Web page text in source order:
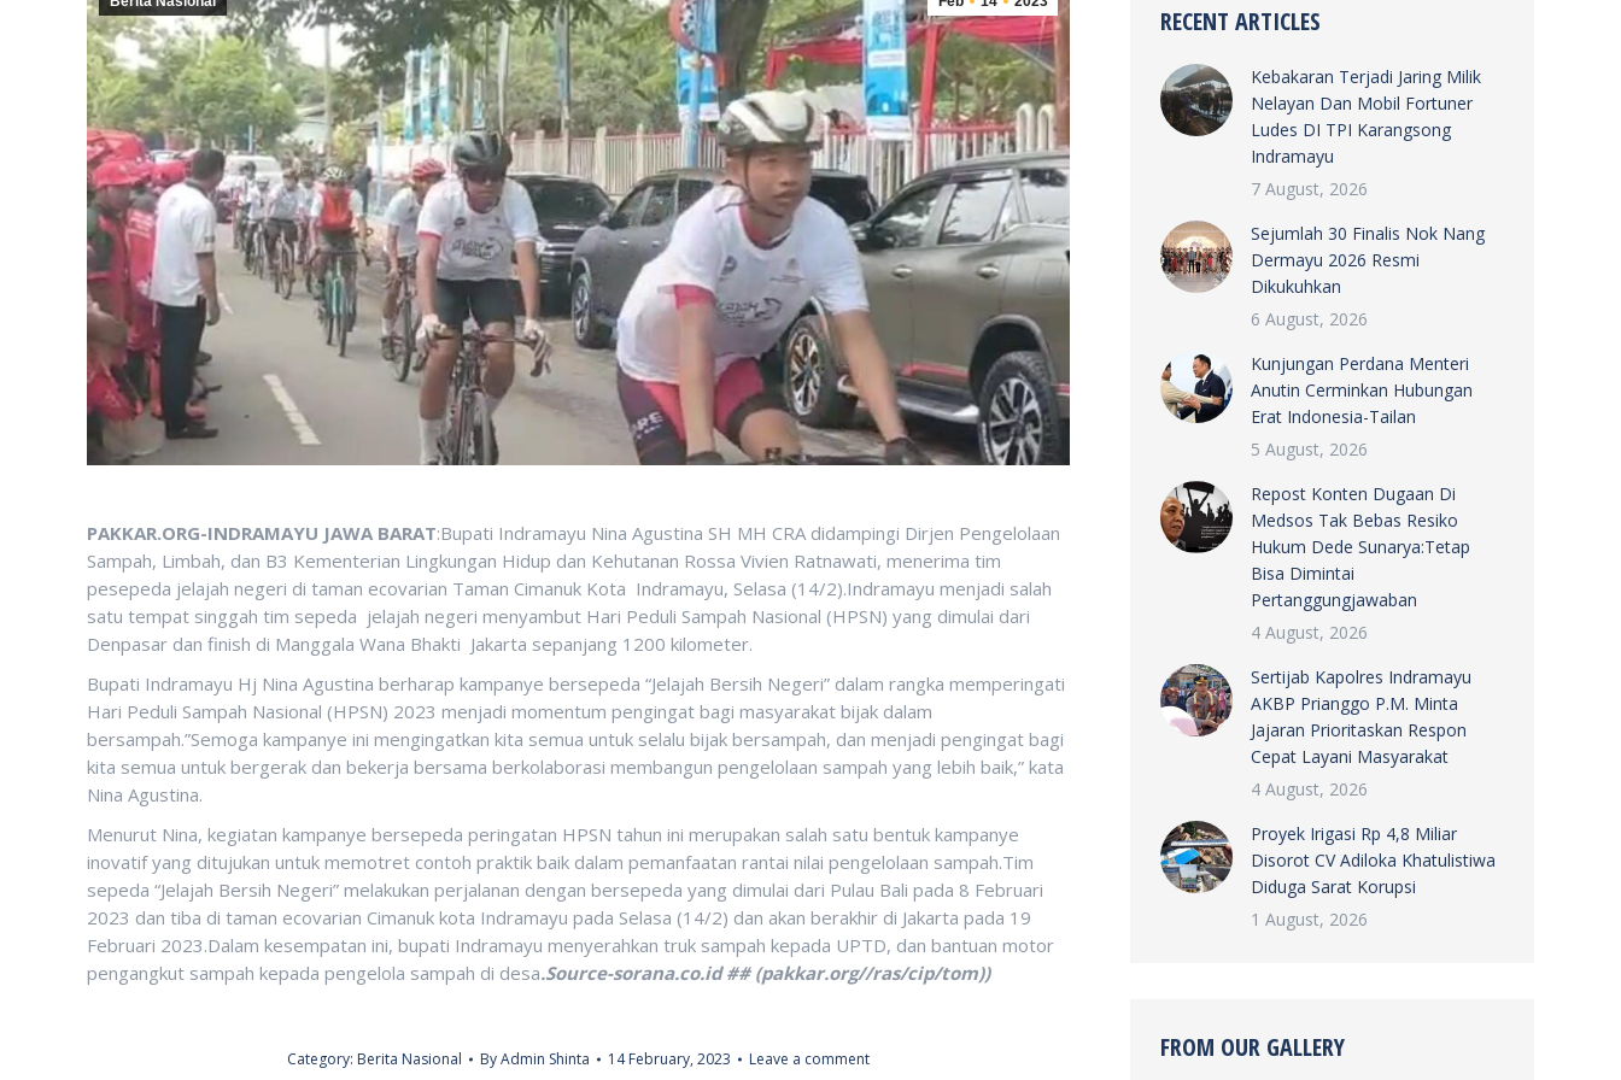
PAKKAR.ORG-INDRAMAYU JAWA BARAT:Bupati Indramayu Nina Agustina SH MH CRA didampingi Dirjen Pengelolaan
Sampah, Limbah, dan B3 Kementerian Lingkungan Hidup dan Kehutanan Rossa Vivien Ratnawati, menerima tim
pesepeda jelajah negeri di taman ecovarian Taman Cimanuk Kota Indramayu, Selasa (14/2).Indramayu menjadi salah
satu tempat singgah tim sepeda jelajah negeri menyambut Hari Peduli Sampah Nasional (HPSN) yang dimulai dari
Denpasar dan finish di Manggala Wana Bhakti Jakarta sepanjang 1200 kilometer.
Bupati Indramayu Hj Nina Agustina berharap kampanye bersepeda “Jelajah Bersih Negeri” dalam rangka memperingati
Hari Peduli Sampah Nasional (HPSN) 2023 menjadi momentum pengingat bagi masyarakat bijak dalam
bersampah.”Semoga kampanye ini mengingatkan kita semua untuk selalu bijak bersampah, dan menjadi pengingat bagi
kita semua untuk bergerak dan bekerja bersama berkolaborasi membangun pengelolaan sampah yang lebih baik,” kata
Nina Agustina.
Menurut Nina, kegiatan kampanye bersepeda peringatan HPSN tahun ini merupakan salah satu bentuk kampanye
inovatif yang ditujukan untuk memotret contoh praktik baik dalam pemanfaatan rantai nilai pengelolaan sampah.Tim
sepeda “Jelajah Bersih Negeri” melakukan perjalanan dengan bersepeda yang dimulai dari Pulau Bali pada 8 Februari
2023 dan tiba di taman ecovarian Cimanuk kota Indramayu pada Selasa (14/2) dan akan berakhir di Jakarta pada 19
Februari 2023.Dalam kesempatan ini, bupati Indramayu menyerahkan truk sampah kepada UPTD, dan bantuan motor
pengangkut sampah kepada pengelola sampah di desa.Source-sorana.co.id ## (pakkar.org//ras/cip/tom))
Category: Berita Nasional ByAdmin Shinta 14 February, 2023 Leave a comment
RECENT ARTICLES
Kebakaran Terjadi Jaring Milik
Nelayan Dan Mobil Fortuner
Ludes DI TPI Karangsong
Indramayu
7 August, 2026
Sejumlah 30 Finalis Nok Nang
Dermayu 2026 Resmi
Dikukuhkan
6 August, 2026
Kunjungan Perdana Menteri
Anutin Cerminkan Hubungan
Erat Indonesia-Tailan
5 August, 2026
Repost Konten Dugaan Di
Medsos Tak Bebas Resiko
Hukum Dede Sunarya:Tetap
Bisa Dimintai
Pertanggungjawaban
4 August, 2026
Sertijab Kapolres Indramayu
AKBP Prianggo P.M. Minta
Jajaran Prioritaskan Respon
Cepat Layani Masyarakat
4 August, 2026
Proyek Irigasi Rp 4,8 Miliar
Disorot CV Adiloka Khatulistiwa
Diduga Sarat Korupsi
1 August, 2026
FROM OUR GALLERY